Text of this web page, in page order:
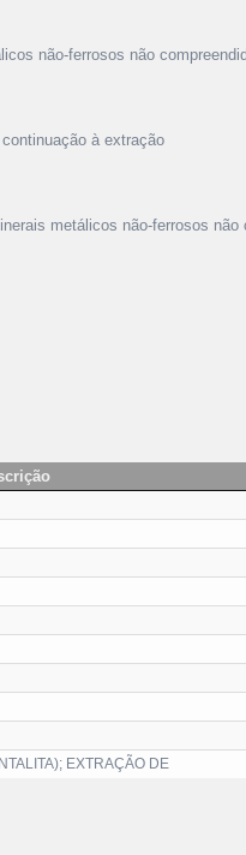
não-ferrosos não
à extração
metálicos não-ferrosos
EXTRAÇÃO DE